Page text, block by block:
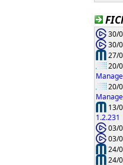
30/
30/
27/
20/
20/
13/
1.2.231
03/
03/
24/
24/